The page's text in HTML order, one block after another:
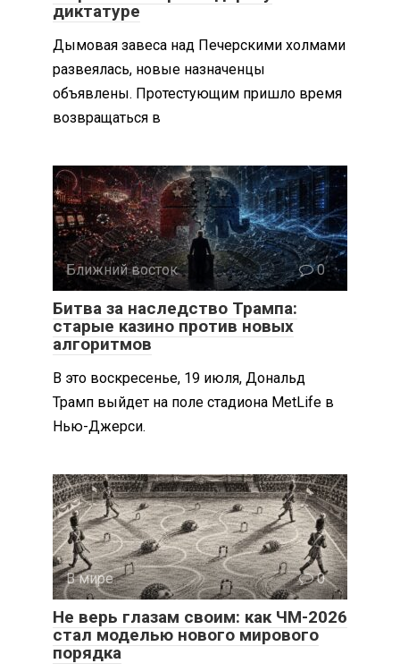
диктатуре
Дымовая завеса над Печерскими холмами
развеялась, новые назначенцы
объявлены. Протестующим пришло время
возвращаться в
Ближний восток 0
Битва за наследство Трампа:
старые казино против новых
алгоритмов
В это воскресенье, 19 июля, Дональд
Трамп выйдет на поле стадиона MetLife в
Нью-Джерси.
В мире 0
Не верь глазам своим: как ЧМ-2026
стал моделью нового мирового
порядка